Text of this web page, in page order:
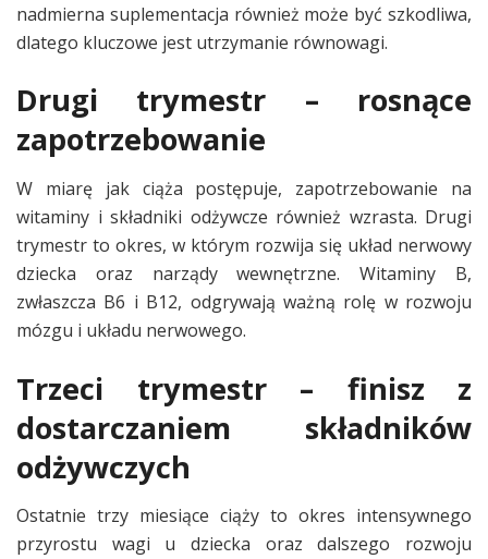
nadmierna suplementacja również może być szkodliwa,
dlatego kluczowe jest utrzymanie równowagi.
Drugi trymestr – rosnące
zapotrzebowanie
W miarę jak ciąża postępuje, zapotrzebowanie na
witaminy i składniki odżywcze również wzrasta. Drugi
trymestr to okres, w którym rozwija się układ nerwowy
dziecka oraz narządy wewnętrzne. Witaminy B,
zwłaszcza B6 i B12, odgrywają ważną rolę w rozwoju
mózgu i układu nerwowego.
Trzeci trymestr – finisz z
dostarczaniem składników
odżywczych
Ostatnie trzy miesiące ciąży to okres intensywnego
przyrostu wagi u dziecka oraz dalszego rozwoju